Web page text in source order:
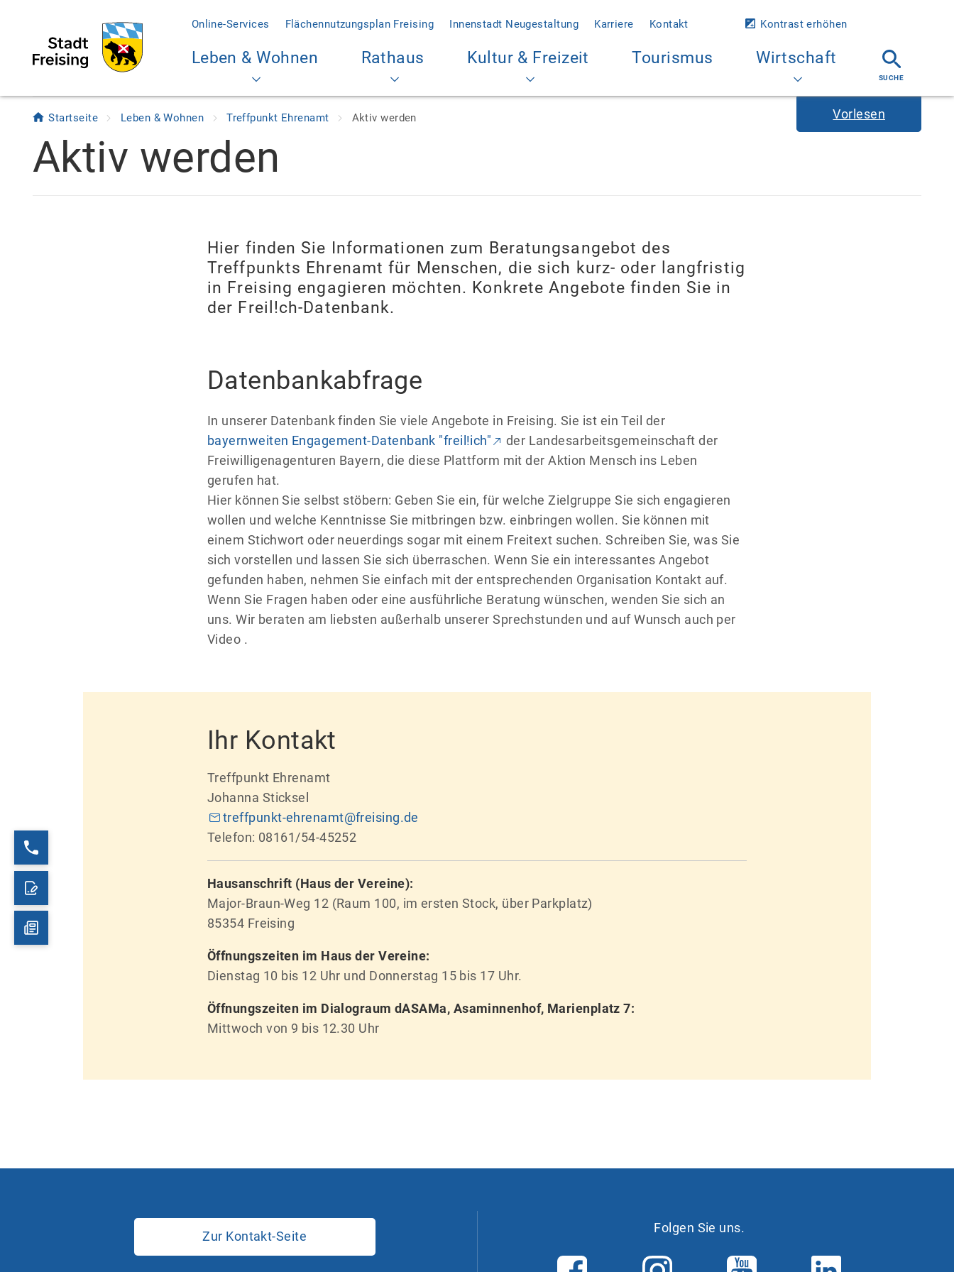
Online-Services Flächennutzungsplan Freising Innenstadt Neugestaltung Karriere Kontakt Kontrast erhöhen
Leben & Wohnen Rathaus Kultur & Freizeit Tourismus Wirtschaft
Vorlesen
Startseite Leben & Wohnen Treffpunkt Ehrenamt Aktiv werden
Aktiv werden
Hier finden Sie Informationen zum Beratungsangebot des
Treffpunkts Ehrenamt für Menschen, die sich kurz- oder langfristig
in Freising engagieren möchten. Konkrete Angebote finden Sie in
der Freil!ch-Datenbank.
Datenbankabfrage
In unserer Datenbank finden Sie viele Angebote in Freising. Sie ist ein Teil der
bayernweiten Engagement-Datenbank "freil!ich"
der Landesarbeitsgemeinschaft der
Freiwilligenagenturen Bayern, die diese Plattform mit der Aktion Mensch ins Leben
gerufen hat.
Hier können Sie selbst stöbern: Geben Sie ein, für welche Zielgruppe Sie sich engagieren
wollen und welche Kenntnisse Sie mitbringen bzw. einbringen wollen. Sie können mit
einem Stichwort oder neuerdings sogar mit einem Freitext suchen. Schreiben Sie, was Sie
sich vorstellen und lassen Sie sich überraschen. Wenn Sie ein interessantes Angebot
gefunden haben, nehmen Sie einfach mit der entsprechenden Organisation Kontakt auf.
Wenn Sie Fragen haben oder eine ausführliche Beratung wünschen, wenden Sie sich an
uns. Wir beraten am liebsten außerhalb unserer Sprechstunden und auf Wunsch auch per
Video .
Ihr Kontakt
Treffpunkt Ehrenamt
Johanna Sticksel
treffpunkt-ehrenamt@freising.de
Telefon: 08161/54-45252
Hausanschrift (Haus der Vereine):
Major-Braun-Weg 12 (Raum 100, im ersten Stock, über Parkplatz)
85354 Freising
Öffnungszeiten im Haus der Vereine:
Dienstag 10 bis 12 Uhr und Donnerstag 15 bis 17 Uhr.
Öffnungszeiten im Dialograum dASAMa, Asaminnenhof, Marienplatz 7:
Mittwoch von 9 bis 12.30 Uhr
Zur Kontakt-Seite
Folgen Sie uns.
F
I
Y
L